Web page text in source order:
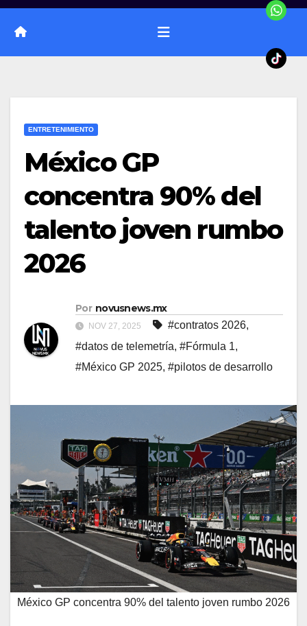
ENTRETENIMIENTO
México GP
concentra 90% del
talento joven rumbo
2026
Por novusnews.mx
NOV 27, 2025 #contratos 2026,
#datos de telemetría, #Fórmula 1,
#México GP 2025, #pilotos de desarrollo
México GP concentra 90% del talento joven rumbo 2026